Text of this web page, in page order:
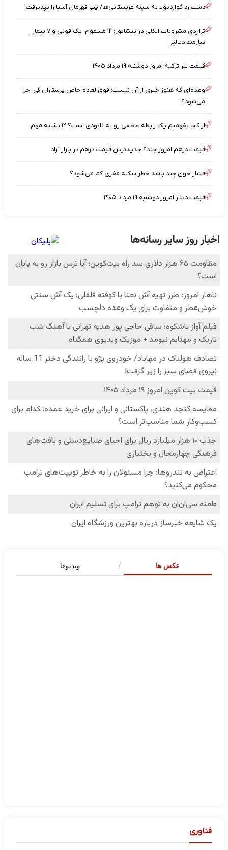
دست رد گواردیولا به سینه عربستانی‌ها/ پپ قهرمان آسیا را نپذیرفت!
تراژدی مشروبات الکلی در نیشابور؛ ۱۲ مسموم، یک فوتی و ۷ بیمار
نیازمند دیالیز
قیمت لیر ترکیه امروز دوشنبه ۱۹ مرداد ۱۴۰۵
وعده‌ای که هنوز خبری از آن نیست؛ فوق‌العاده خاص پرستاران کی اجرا
می‌شود؟
از کجا بفهمیم یک رابطه عاطفی رو به نابودی است؟ ۱۲ نشانه مهم
قیمت درهم امروز چند؟ جدیدترین قیمت درهم در بازار آزاد
فشار خون چند باشد خطر سکته مغزی کم می‌شود؟
قیمت دینار امروز دوشنبه ۱۹ مرداد ۱۴۰۵
عکس ها ویدیوها
فناوری